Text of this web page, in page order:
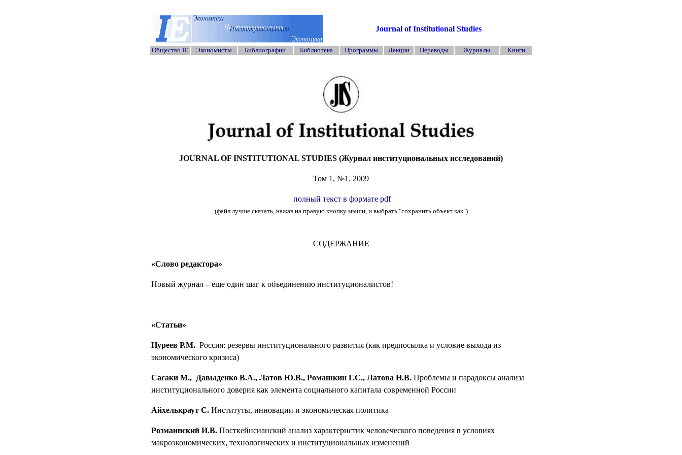
Journal of Institutional Studies
Общество IE Экономисты Библиографии Библиотека Программы Лекции Переводы Журналы Книги
JOURNAL OF INSTITUTIONAL STUDIES (Журнал институциональных исследований)
Том 1, №1. 2009
полный текст в формате pdf
(файл лучше скачать, нажав на правую кнопку мыши, и выбрать "сохранить объект как")
СОДЕРЖАНИЕ
«Слово редактора»
Новый журнал – еще один шаг к объединению институционалистов!
«Статьи»
Нуреев Р.М. Россия: резервы институционального развития (как предпосылка и условие выхода из
экономического кризиса)
Сасаки М., Давыденко В.А., Латов Ю.В., Ромашкин Г.С., Латова Н.В. Проблемы и парадоксы анализа
институционального доверия как элемента социального капитала современной России
Айхелькраут С. Институты, инновации и экономическая политика
Розмаинский И.В.Посткейнсианский анализ характеристик человеческого поведения в условиях
макроэкономических, технологических и институциональных изменений